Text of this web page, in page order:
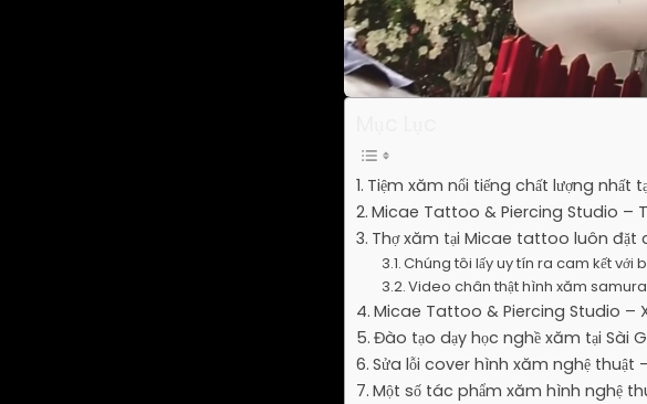
Tiệm xăm nổi tiếng chất lượng nhất
Micae Tattoo & Piercing Studio –
Thợ xăm tại Micae tattoo luôn
Chúng tôi lấy uy tín ra cam kết với
Video chân thật hình xăm
Micae Tattoo & Piercing Studio –
Đào tạo dạy học nghề xăm tại Sài
Sửa lỗi cover hình xăm nghệ
Một số tác phẩm xăm hình nghệ